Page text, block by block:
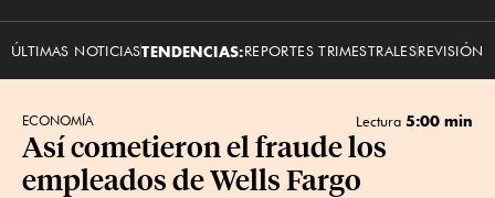
ÚLTIMAS NOTICIASTENDENCIAS:REPORTES TRIMESTRALESREVISIÓN
ECONOMÍA Lectura 5:00 min
Así cometieron el fraude los
empleados de Wells Fargo